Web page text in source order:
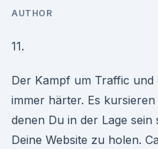
AUTHOR
11.
Der Kampf um Traffic und
immer härter. Es
denen Du in der Lage
Deine Website zu holen.